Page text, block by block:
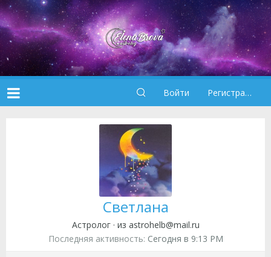
Войти Регистрация
Светлана
Астролог · из astrohelb@mail.ru
Последняя активность Сегодня в 9:13 PM